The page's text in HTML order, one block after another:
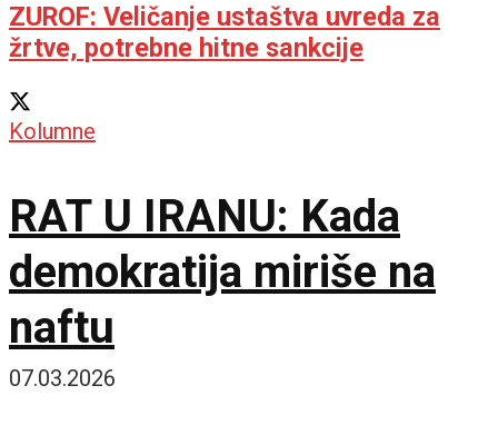
ZUROF: Veličanje ustaštva uvreda za
žrtve, potrebne hitne sankcije
Kolumne
RAT U IRANU: Kada
demokratija miriše na
naftu
07.03.2026